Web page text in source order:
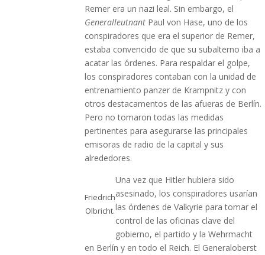
Remer era un nazi leal. Sin embargo, el
Generalleutnant Paul von Hase, uno de los
conspiradores que era el superior de Remer,
estaba convencido de que su subalterno iba a
acatar las órdenes. Para respaldar el golpe,
los conspiradores contaban con la unidad de
entrenamiento panzer de Krampnitz y con
otros destacamentos de las afueras de Berlín.
Pero no tomaron todas las medidas
pertinentes para asegurarse las principales
emisoras de radio de la capital y sus
alrededores.
Friedrich
Olbricht.
Una vez que Hitler hubiera sido
asesinado, los conspiradores usarían
las órdenes de Valkyrie para tomar el
control de las oficinas clave del
gobierno, el partido y la Wehrmacht
en Berlín y en todo el Reich. El Generaloberst